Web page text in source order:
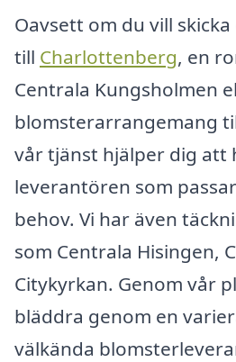
Oavsett om du vill
till Charlottenberg, en
Centrala Kungsholmen
blomsterarrangemang
vår tjänst hjälper dig att
leverantören som
behov. Vi har även
som Centrala Hisingen,
Citykyrkan. Genom vår
bläddra genom en
välkända